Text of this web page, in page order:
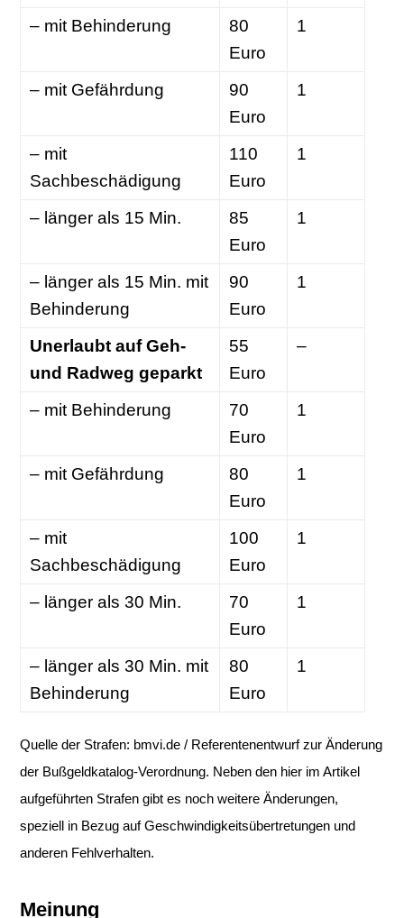
– mit Behinderung
80
Euro
1
– mit Gefährdung
90
Euro
1
– mit
Sachbeschädigung
110
Euro
1
– länger als 15 Min.
85
Euro
1
– länger als 15 Min. mit
Behinderung
90
Euro
1
Unerlaubt auf Geh-
und Radweg geparkt
55
Euro
–
– mit Behinderung
70
Euro
1
– mit Gefährdung
80
Euro
1
– mit
Sachbeschädigung
100
Euro
1
– länger als 30 Min.
70
Euro
1
– länger als 30 Min. mit
Behinderung
80
Euro
1
Quelle der Strafen: bmvi.de / Referentenentwurf zur Änderung
der Bußgeldkatalog-Verordnung. Neben den hier im Artikel
aufgeführten Strafen gibt es noch weitere Änderungen,
speziell in Bezug auf Geschwindigkeitsübertretungen und
anderen Fehlverhalten.
Meinung